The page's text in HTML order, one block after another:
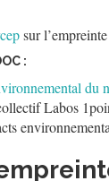
sur
:
du
Labos